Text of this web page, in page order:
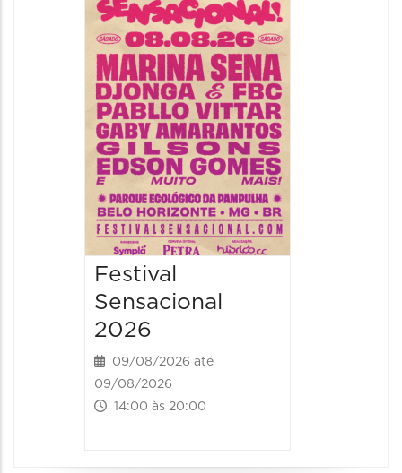
Festival
Sensacional
2026
09/08/2026 até
09/08/2026
14:00 às 20:00